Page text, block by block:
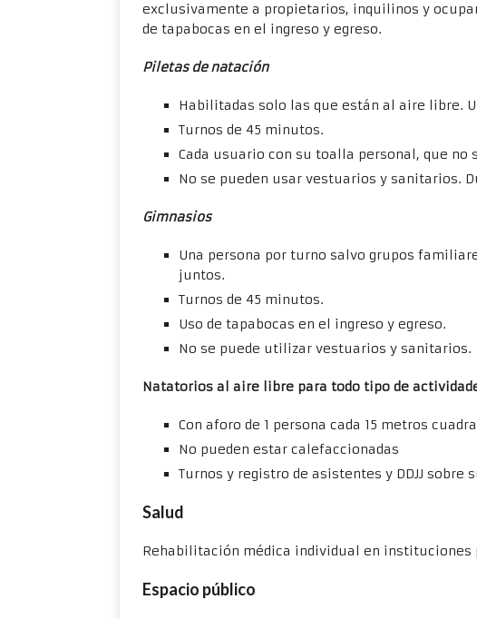
exclusivamente a propietarios, inquilinos y
de tapabocas en el ingreso y egreso.
Piletas de natación
Habilitadas solo las que están al aire libre.
Turnos de 45 minutos.
Cada usuario con su toalla personal, que no
No se pueden usar vestuarios y sanitarios.
Gimnasios
Una persona por turno salvo grupos
juntos.
Turnos de 45 minutos.
Uso de tapabocas en el ingreso y egreso.
No se puede utilizar vestuarios y sanitarios.
Natatorios al aire libre para todo tipo de
Con aforo de 1 persona cada 15 metros
No pueden estar calefaccionadas
Turnos y registro de asistentes y DDJJ sobre
Salud
Rehabilitación médica individual en instituciones
Espacio público